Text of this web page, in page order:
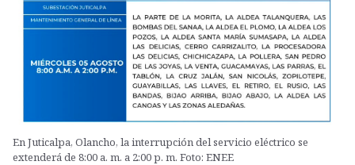
En Juticalpa, Olancho, la interrupción del servicio eléctrico se
extenderá de 8:00 a. m. a 2:00 p. m. Foto: ENEE